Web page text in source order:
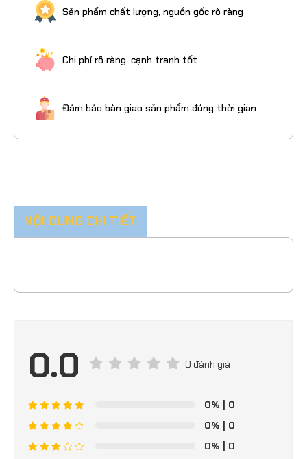
Sản phẩm chất lượng, nguồn gốc rõ ràng
Chi phí rõ ràng, cạnh tranh tốt
Đảm bảo bàn giao sản phẩm đúng thời gian
NỘI DUNG CHI TIẾT
0.0 0 đánh giá
0% | 0
0% | 0
0% | 0